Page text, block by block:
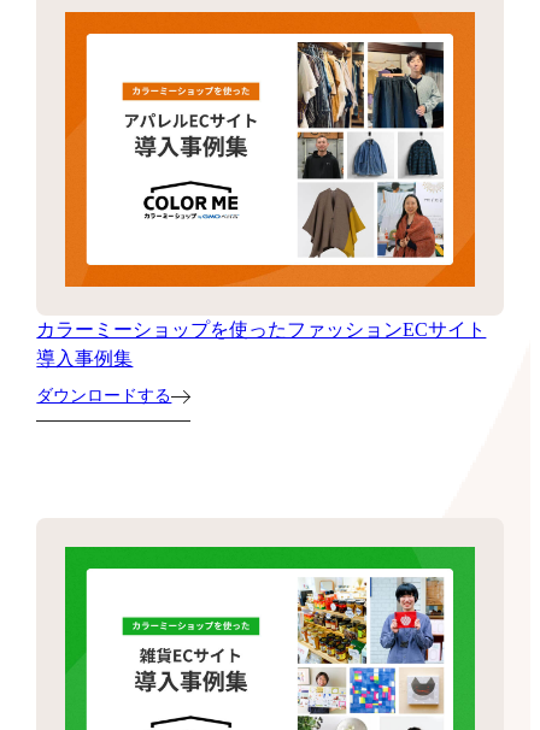
カラーミーショップを使ったファッションECサイト
導入事例集
ダウンロードする